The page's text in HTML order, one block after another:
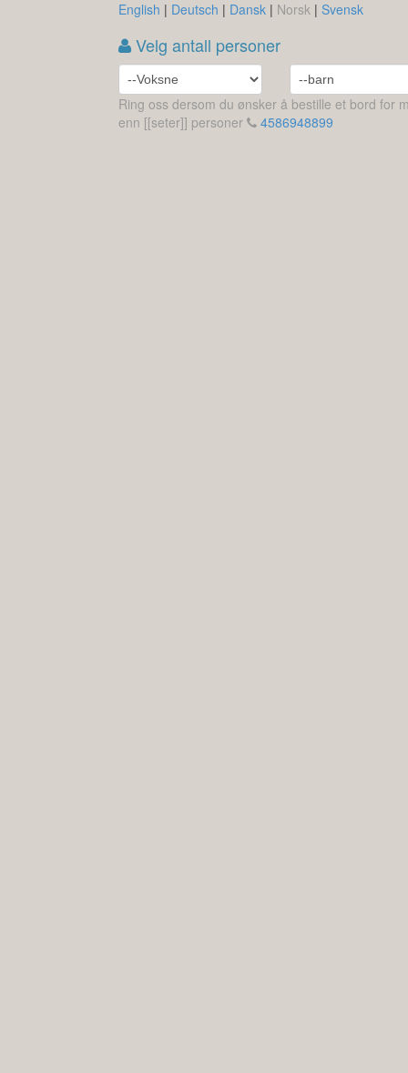
English | Deutsch | Dansk | Norsk | Svensk
Velg antall personer
Ring oss dersom du ønsker å bestille et bord for
enn [[seter]] personer
4586948899